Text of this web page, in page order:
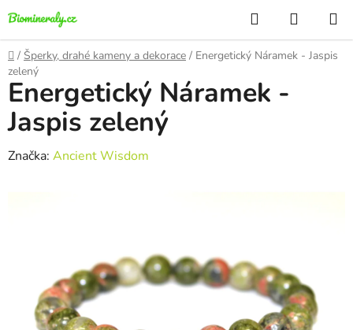
Přejít
na
obsah
Hledat
KOŠÍK
Domů
/ Šperky, drahé kameny a dekorace / Energetický Náramek - Jaspis
zelený
Energetický Náramek -
Jaspis zelený
Značka: Ancient Wisdom